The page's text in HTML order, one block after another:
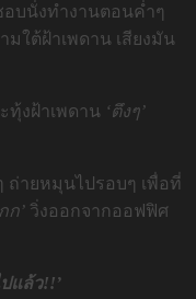
บนั่งทำงานตอนค่ำๆ
ใต้ฝ้าเพดาน เสียงมัน
ทุ้งฝ้าเพดาน ‘ตึงๆ’
ถ่ายหมุนไปรอบๆ เพื่อที่
ก’ วิ่งออกจากออฟฟิศ
แล้ว!!’